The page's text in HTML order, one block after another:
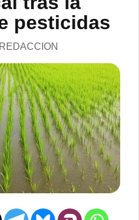
pesticidas